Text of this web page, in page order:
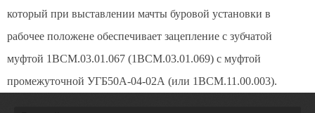
который при выставлении мачты буровой установки в
рабочее положене обеспечивает зацепление с зубчатой
муфтой 1ВСМ.03.01.067 (1ВСМ.03.01.069) с муфтой
промежуточной УГБ50А-04-02А (или 1ВСМ.11.00.003).